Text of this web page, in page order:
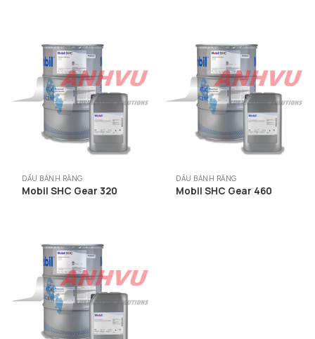
DẦU BÁNH RĂNG
Mobil SHC Gear 320
DẦU BÁNH RĂNG
Mobil SHC Gear 460